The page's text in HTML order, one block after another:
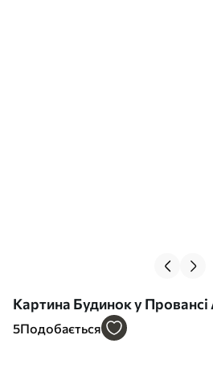
Картина Будинок у
5Подобається